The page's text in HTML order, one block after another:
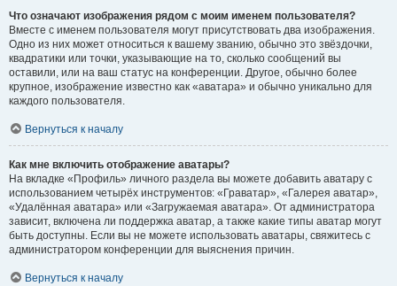
Что означают изображения рядом с моим именем пользователя?
Вместе с именем пользователя могут присутствовать два изображения.
Одно из них может относиться к вашему званию, обычно это звёздочки,
квадратики или точки, указывающие на то, сколько сообщений вы
оставили, или на ваш статус на конференции. Другое, обычно более
крупное, изображение известно как «аватара» и обычно уникально для
каждого пользователя.
Вернуться к началу
Как мне включить отображение аватары?
На вкладке «Профиль» личного раздела вы можете добавить аватару с
использованием четырёх инструментов: «Граватар», «Галерея аватар»,
«Удалённая аватара» или «Загружаемая аватара». От администратора
зависит, включена ли поддержка аватар, а также какие типы аватар могут
быть доступны. Если вы не можете использовать аватары, свяжитесь с
администратором конференции для выяснения причин.
Вернуться к началу